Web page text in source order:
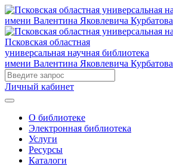
Псковская областная
универсальная научная библиотека
имени Валентина Яковлевича Курбатова
Личный кабинет
О библиотеке
Электронная библиотека
Услуги
Ресурсы
Каталоги